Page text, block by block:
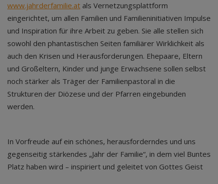
www.jahrderfamilie.at als Vernetzungsplattform
eingerichtet, um allen Familien und Familieninitiativen Impulse
und Inspiration für ihre Arbeit zu geben. Sie alle stellen sich
sowohl den phantastischen Seiten familiärer Wirklichkeit als
auch den Krisen und Herausforderungen. Ehepaare, Eltern
und Großeltern, Kinder und junge Erwachsene sollen selbst
noch stärker als Träger der Familienpastoral in die
Strukturen der Diözese und der Pfarren eingebunden
werden.
In Vorfreude auf ein schönes, herausforderndes und uns
gegenseitig stärkendes „Jahr der Familie“, in dem viel Buntes
Platz haben wird – inspiriert und geleitet von Gottes Geist